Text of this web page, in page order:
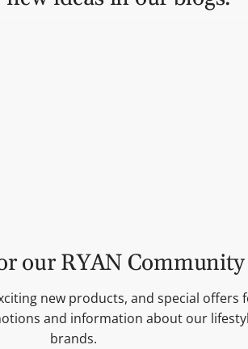
& Winter Sortiment –
für Geschenke, Käse,
sich der Blick auf das
Kunden kaufen wieder anders ein: Sie
our RYAN Community
new products, and special offers
and information about our
brands.